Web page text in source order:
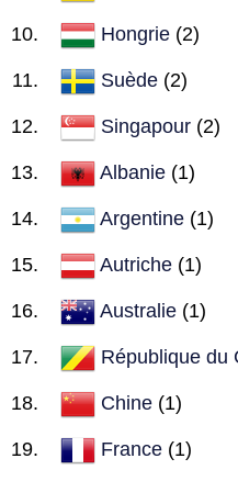
Hongrie (2)
Suède (2)
Singapour (2)
Albanie (1)
Argentine (1)
Autriche (1)
Australie (1)
République du
Chine (1)
France (1)